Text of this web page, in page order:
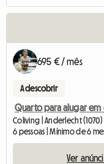
695 € / mês
A descobrir
Coliving | Anderlecht (1070)
6 pessoas | Mínimo de 6
Ver